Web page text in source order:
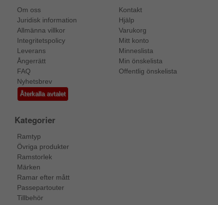
Om oss
Juridisk information
Allmänna villkor
Integritetspolicy
Leverans
Ångerrätt
FAQ
Nyhetsbrev
Återkalla avtalet
Kontakt
Hjälp
Varukorg
Mitt konto
Minneslista
Min önskelista
Offentlig önskelista
Kategorier
Ramtyp
Övriga produkter
Ramstorlek
Märken
Ramar efter mått
Passepartouter
Tillbehör